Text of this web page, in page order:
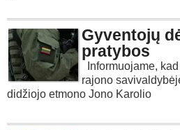
Gyventojų
pratybos
Informuojame,
rajono
didžiojo etmono Jono Karolio